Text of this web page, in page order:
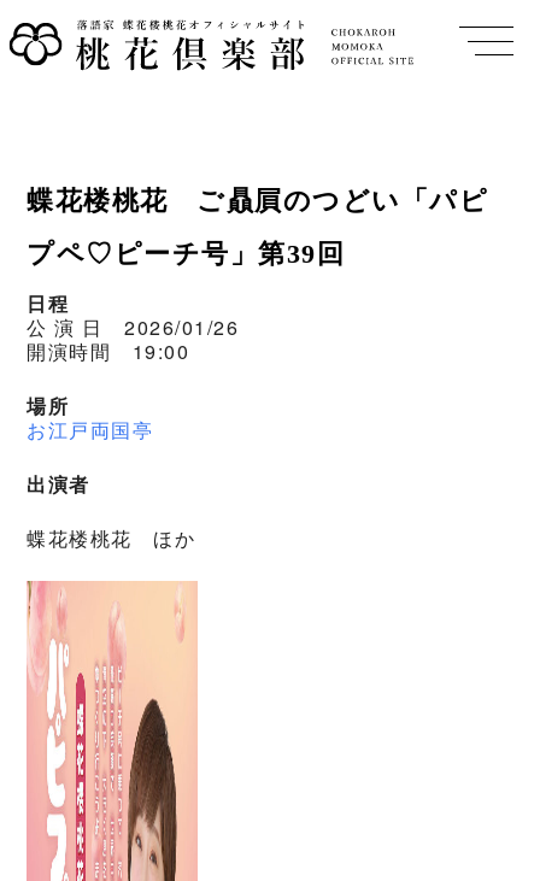
蝶花楼桃花 ご贔屓のつどい「パピ
プペ♡ピーチ号」第39回
日程
公 演 日 2026/01/26
開演時間 19:00
場所
お江戸両国亭
出演者
蝶花楼桃花 ほか